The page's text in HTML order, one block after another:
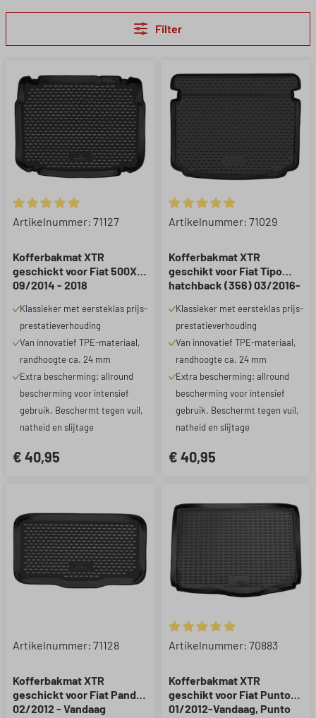
Filter
Gemiddelde waardering van 5 van 5 sterren
Artikelnummer: 71127
Kofferbakmat XTR
geschickt voor Fiat 500X
09/2014 - 2018
Klassieker met eersteklas prijs-
prestatieverhouding
Van innovatief TPE-materiaal,
randhoogte ca. 24 mm
Extra bescherming: allround
bescherming voor intensief
gebruik. Beschermt tegen vuil,
natheid en slijtage
€ 40,95
Gemiddelde waardering van
Artikelnummer: 71029
Kofferbakmat XTR
geschikt voor Fiat Tipo
hatchback (356) 03/2016-
Klassieker met eersteklas prijs-
prestatieverhouding
Van innovatief TPE-materiaal,
randhoogte ca. 24 mm
Extra bescherming: allround
bescherming voor intensief
gebruik. Beschermt tegen vuil,
natheid en slijtage
€ 40,95
Artikelnummer: 71128
Kofferbakmat XTR
geschickt voor Fiat Panda
02/2012 - Vandaag
Gemiddelde waardering van
Artikelnummer: 70883
Kofferbakmat XTR
geschikt voor Fiat Punto
01/2012-Vandaag, Punto